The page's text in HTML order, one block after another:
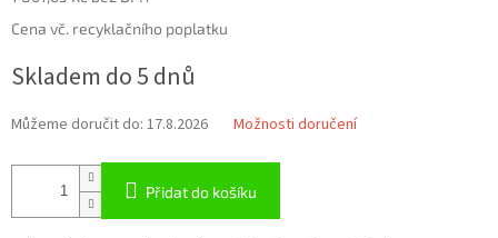
Měrná
Cena vč. recyklačního poplatku
Skladem do 5 dnů
Můžeme doručit do: 17.8.2026 Možnosti doručení
Přidat do košíku